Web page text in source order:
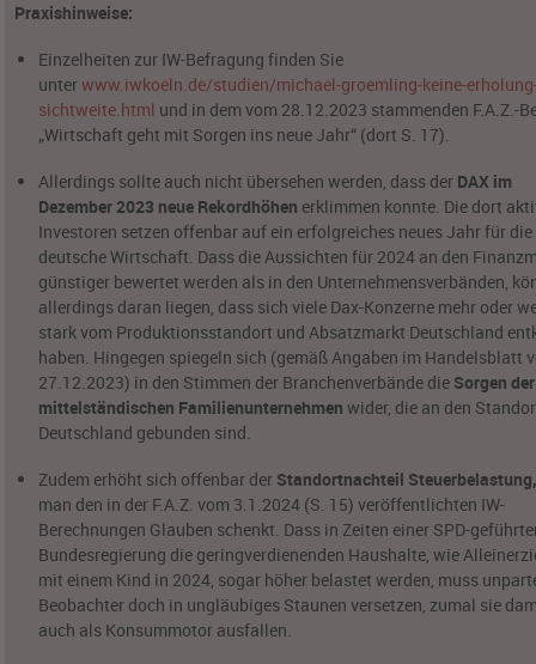
Praxishinweise:
Einzelheiten zur IW-Befragung finden Sie
unterwww.iwkoeln.de/studien/michael-groemling-keine-
sichtweite.html und in dem vom 28.12.2023 stammenden F.A.Z.-
„Wirtschaft geht mit Sorgen ins neue Jahr“ (dort S. 17).
Allerdings sollte auch nicht übersehen werden, dass der DAX im
Dezember 2023 neue Rekordhöhen erklimmen konnte. Die dort
Investoren setzen offenbar auf ein erfolgreiches neues Jahr für die
deutsche Wirtschaft. Dass die Aussichten für 2024 an den
günstiger bewertet werden als in den Unternehmensverbänden,
allerdings daran liegen, dass sich viele Dax-Konzerne mehr oder
stark vom Produktionsstandort und Absatzmarkt Deutschland
haben. Hingegen spiegeln sich (gemäß Angaben im Handelsblatt
27.12.2023) in den Stimmen der Branchenverbände die Sorgen
mittelständischen Familienunternehmen wider, die an den
Deutschland gebunden sind.
Zudem erhöht sich offenbar der Standortnachteil Steuerbelastung
man den in der F.A.Z. vom 3.1.2024 (S. 15) veröffentlichten IW-
Berechnungen Glauben schenkt. Dass in Zeiten einer SPD-
Bundesregierung die geringverdienenden Haushalte, wie
mit einem Kind in 2024, sogar höher belastet werden, muss
Beobachter doch in ungläubiges Staunen versetzen, zumal sie
auch als Konsummotor ausfallen.